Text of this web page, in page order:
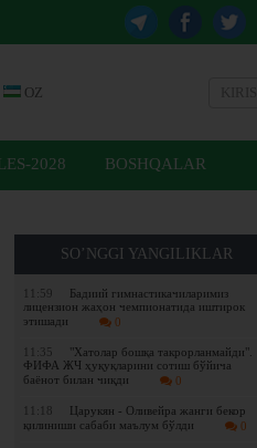
OZ
2028 BOSHQALAR
SO’NGGI YANGILIKLAR
11:59
Бадиий гимнастикачиларимиз
лицензион жаҳон чемпионатида иштирок
этишади
0
11:35
"Хатолар бошқа такрорланмайди".
ФИФА ЖЧ ҳуқуқларини сотиш бўйича
баёнот билан чиқди
0
11:18
Царукян - Оливейра жанги бекор
қилиниши сабаби маълум бўлди
0